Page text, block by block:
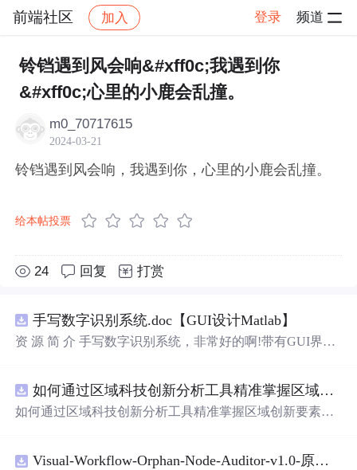
前端社区 加入 登录 频道
社区 前端社区 感慨 帖子详情
铃铛遇到风会响&#xff0c;我遇到你
&#xff0c;心里的小鹿会乱撞。
m0_70717615
2024-03-21
铃铛遇到风会响，我遇到你，心里的小鹿会乱撞。
给本帖投票
24 回复 打赏
手写数字识别系统.doc【GUI设计Matlab】
资 源 简 介 手写数字识别系统，非常好的啊!带有GUI界
带有直观的图形用户界面（GUI），非常容易使用。你只
需要将手写数字输入系统，它将立即给出准确的识别结
是一个非常方便和实用的工具，你一定会喜欢它的！
如何通过区域科技创新分析工具精准掌握区域创新要素分布与产业链融合现状？.docx
如何通过区域科技创新分析工具精准掌握区域创新要素分
Visual-Workflow-Orphan-Node-Auditor-v1.0-原创源码与文档.zip